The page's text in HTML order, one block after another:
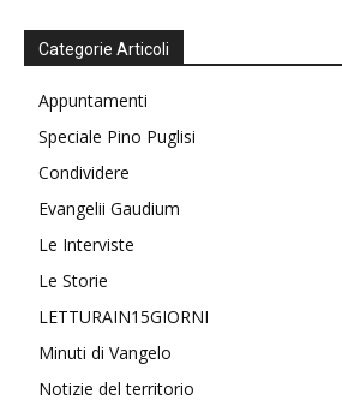
Categorie Articoli
Appuntamenti
Speciale Pino Puglisi
Condividere
Evangelii Gaudium
Le Interviste
Le Storie
LETTURAIN15GIORNI
Minuti di Vangelo
Notizie del territorio